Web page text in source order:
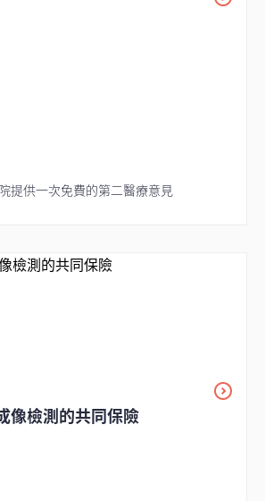
提供一次免費的第二醫療意見
像檢測的共同保險